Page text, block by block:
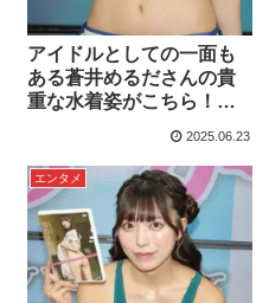
アイドルとしての一面も
ある蒼井めるださんの貴
重な水着姿がこちら！：
2025.06.23
エンタメ